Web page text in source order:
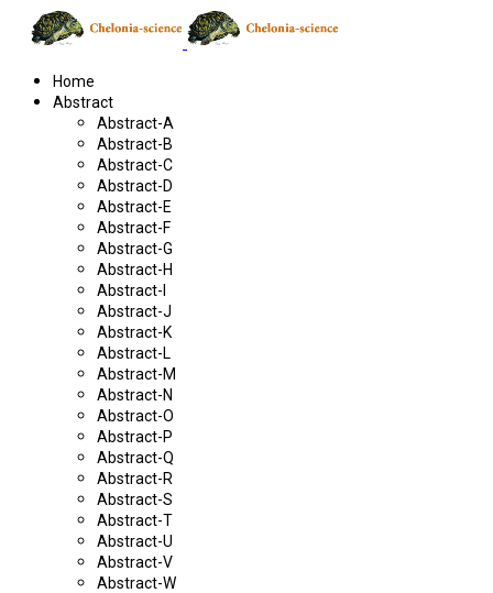
Home
Abstract
Abstract-A
Abstract-B
Abstract-C
Abstract-D
Abstract-E
Abstract-F
Abstract-G
Abstract-H
Abstract-I
Abstract-J
Abstract-K
Abstract-L
Abstract-M
Abstract-N
Abstract-O
Abstract-P
Abstract-Q
Abstract-R
Abstract-S
Abstract-T
Abstract-U
Abstract-V
Abstract-W